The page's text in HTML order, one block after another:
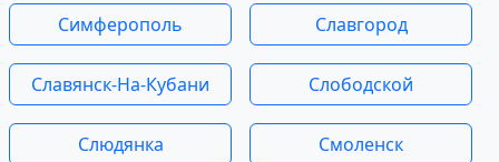
Симферополь Славгород
Славянск-На-Кубани Слободской
Слюдянка Смоленск